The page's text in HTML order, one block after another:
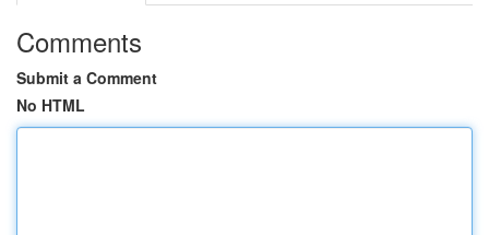
Comments
Submit a Comment
No HTML